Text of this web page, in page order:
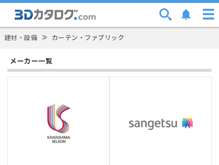
建材・設備 ≫ カーテン・ファブリック
メーカー一覧